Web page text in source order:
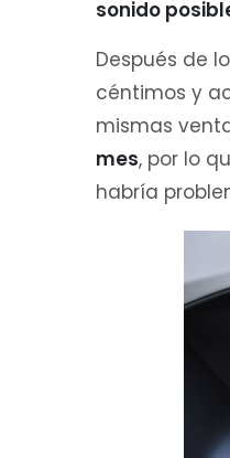
sonido
Después de
céntimos y
mismas
mes, por lo
habría